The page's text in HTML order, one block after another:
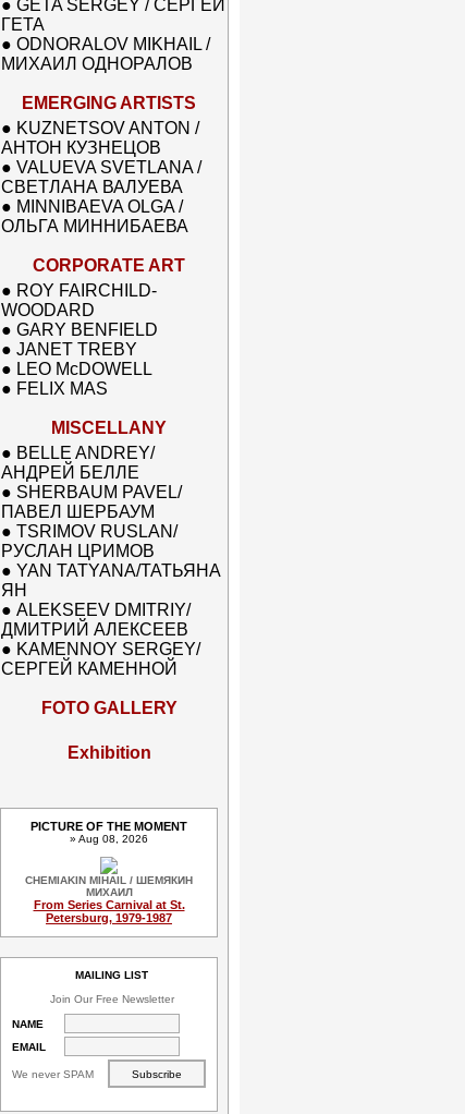
● GETA SERGEY / СЕРГЕЙ
ГЕТА
● ODNORALOV MIKHAIL /
МИХАИЛ ОДНОРАЛОВ
EMERGING ARTISTS
● KUZNETSOV ANTON /
АНТОН КУЗНЕЦОВ
● VALUEVA SVETLANA /
СВЕТЛАНА ВАЛУЕВА
● MINNIBAEVA OLGA /
ОЛЬГА МИННИБАЕВА
CORPORATE ART
● ROY FAIRCHILD-
WOODARD
● GARY BENFIELD
● JANET TREBY
● LEO McDOWELL
● FELIX MAS
MISCELLANY
● BELLE ANDREY/
АНДРЕЙ БЕЛЛЕ
● SHERBAUM PAVEL/
ПАВЕЛ ШЕРБАУМ
● TSRIMOV RUSLAN/
РУСЛАН ЦРИМОВ
● YAN TATYANA/ТАТЬЯНА
ЯН
● ALEKSEEV DMITRIY/
ДМИТРИЙ АЛЕКСЕЕВ
● KAMENNOY SERGEY/
СЕРГЕЙ КАМЕННОЙ
FOTO GALLERY
Exhibition
PICTURE OF THE MOMENT
» Aug 08, 2026
CHEMIAKIN MIHAIL / ШЕМЯКИН
МИХАИЛ
From Series Carnival at St.
Petersburg, 1979-1987
MAILING LIST
Join Our Free Newsletter
NAME
EMAIL
We never SPAM